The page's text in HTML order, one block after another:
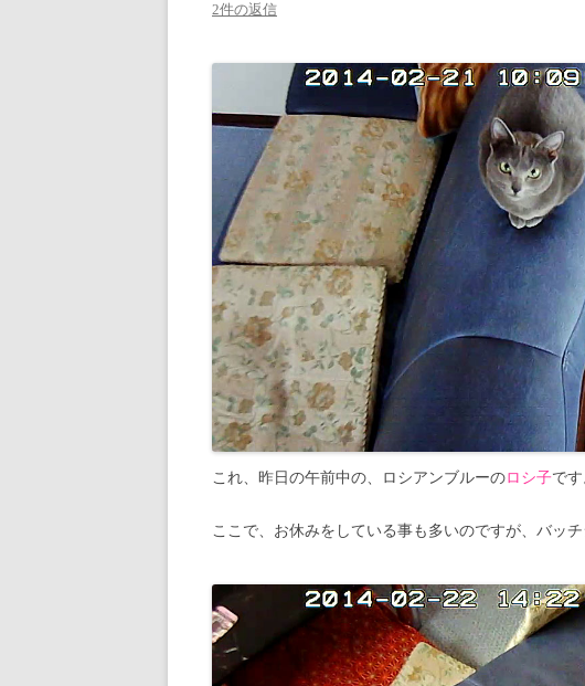
2件の返信
これ、昨日の午前中の、ロシアンブルーのロシ子です
ここで、お休みをしている事も多いのですが、バッ